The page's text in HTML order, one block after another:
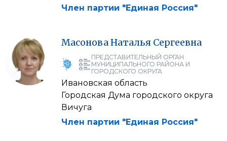
Член партии "Единая Россия"
МасоноваНаталья Сергеевна
ПРЕДСТАВИТЕЛЬНЫЙ ОРГАН
МУНИЦИПАЛЬНОГО РАЙОНА И
ГОРОДСКОГО ОКРУГА
Ивановская область
Городская Дума городского округа
Вичуга
Член партии "Единая Россия"